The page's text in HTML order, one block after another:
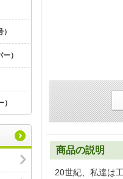
）
商品の説明
20世紀、私達は